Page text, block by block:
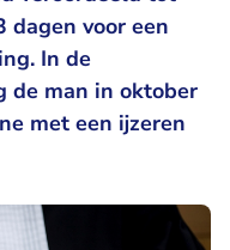
dagen voor een
In de
de man in oktober
met een ijzeren